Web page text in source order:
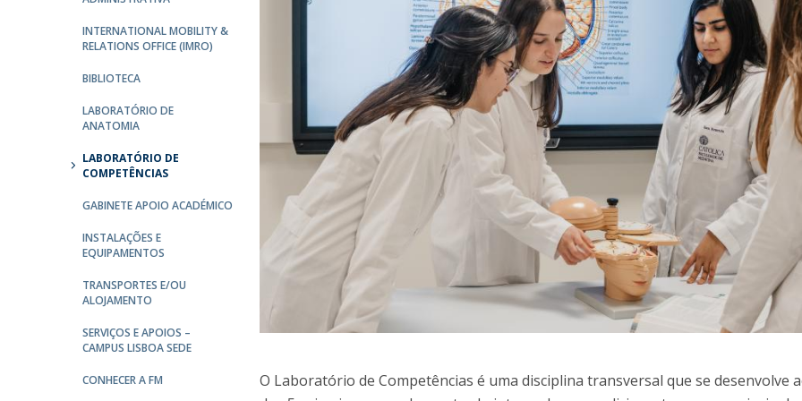
Applications
Awards
Team and Contacts
Conhecer a FM
Estudantes Embaixadores
INTERNATIONAL MOBILITY &
RELATIONS OFFICE (IMRO)
BIBLIOTECA
LABORATÓRIO DE
ANATOMIA
LABORATÓRIO DE
COMPETÊNCIAS
GABINETE APOIO ACADÉMICO
INSTALAÇÕES E
EQUIPAMENTOS
TRANSPORTES E/OU
ALOJAMENTO
SERVIÇOS E APOIOS –
CAMPUS LISBOA SEDE
CONHECER A FM
O Laboratório de Competências é uma disciplina transversal que se desenvolve